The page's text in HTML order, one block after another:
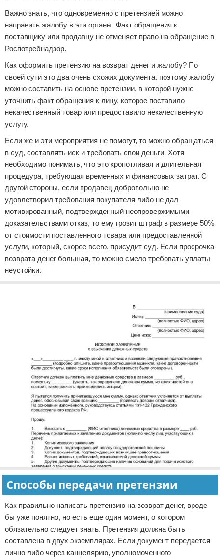
Важно знать, что одновременно с претензией можно
направить жалобу в эти органы. Факт обращения к
поставщику или продавцу не отменяет право на обращение в
Роспотребнадзор.
Как оформить претензию на возврат денег и жалобу? По
своей сути это два очень схожих документа, поэтому жалобу
можно составить на основе претензии, в которой нужно
уточнить факт обращения к лицу, которое поставило
некачественный товар или предоставило некачественную
услугу.
Если же и эти мероприятия не помогут, то можно обращаться
в суд, составлять иск и требовать свои деньги. Хотя
необходимо понимать, что это кропотливая и длительная
процедура, требующая временных и финансовых затрат. С
другой стороны, если продавец добровольно не
удовлетворил требования покупателя либо не дал
мотивированный, подтвержденный неопровержимыми
доказательствами отказ, то ему грозит штраф в размере 50%
от стоимости поставленного товара или предоставленной
услуги, который, скорее всего, присудит суд. Если просрочка
возврата денег большая, то можно смело требовать уплаты
неустойки.
Способы передачи претензии
Как правильно написать претензию на возврат денег, вроде
бы уже понятно, но есть еще один момент, о котором
обязательно следует знать. Претензия должна быть
составлена в двух экземплярах. Если документ передается
лично либо через канцелярию, уполномоченного